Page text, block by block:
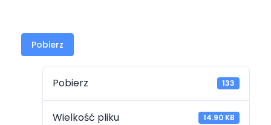
Pobierz
Pobierz 133
Wielkość pliku 14.90 KB